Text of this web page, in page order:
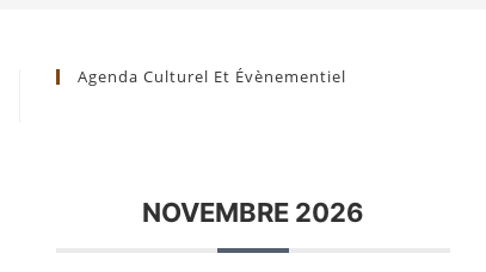
Agenda Culturel Et Évènementiel
NOVEMBRE 2026